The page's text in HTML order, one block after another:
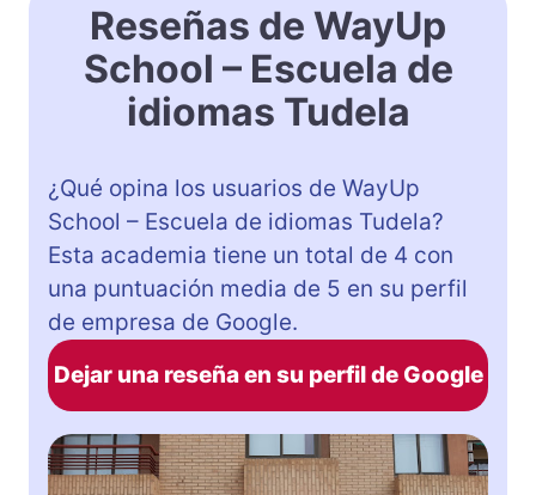
Reseñas de WayUp
School – Escuela de
idiomas Tudela
¿Qué opina los usuarios de WayUp
School – Escuela de idiomas Tudela?
Esta academia tiene un total de 4 con
una puntuación media de 5 en su perfil
de empresa de Google.
Dejar una reseña en su perfil de Google